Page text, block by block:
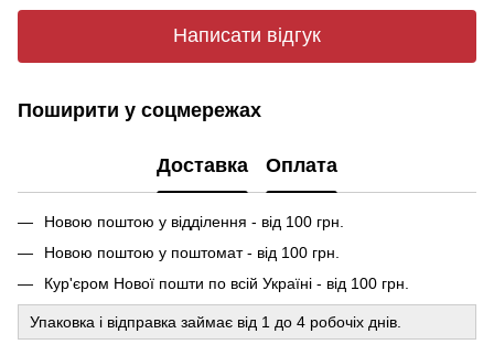
Написати відгук
Поширити у соцмережах
Доставка Оплата
Новою поштою у відділення - від 100 грн.
Новою поштою у поштомат - від 100 грн.
Кур'єром Нової пошти по всій Україні - від 100 грн.
Упаковка і відправка займає від 1 до 4 робочіх днів.